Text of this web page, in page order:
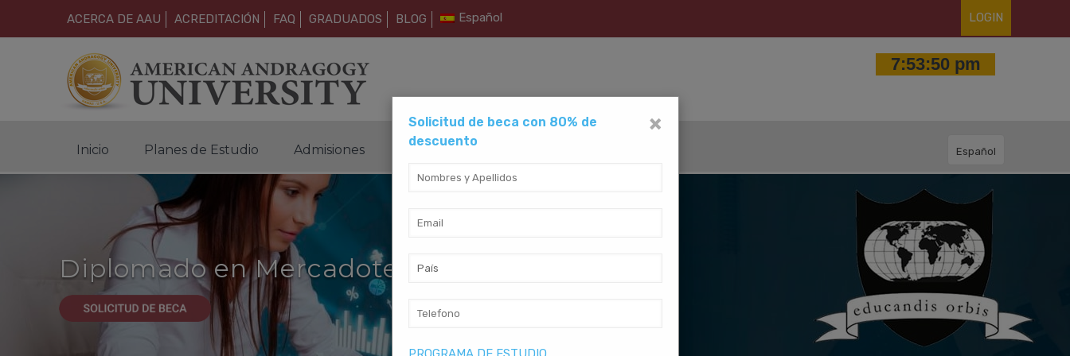
LOGIN
ACERCA DE AAU ACREDITACIÓN FAQ GRADUADOS BLOG Español
Inicio Planes de Estudio Admisiones Métodos de Pago Español
Diplomado en Mercadotecnia
×
Solicitud de beca con 80% de
descuento